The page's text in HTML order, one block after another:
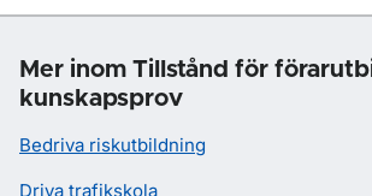
Mer inom Tillstånd för
kunskapsprov
Bedriva riskutbildning
Driva trafikskola